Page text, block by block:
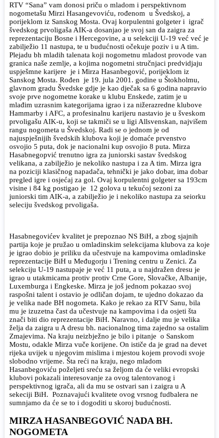
RTV “Sana” vam donosi priču o mladom i perspektivnom
nogometašu Mirzi Hasangevoviću, rođenom u Švedskoj, a
porijeklom iz Sanskog Mosta. Ovaj korpulentni golgeter i igrač
švedskog prvoligaša AIK-a dosanjao je svoj san da zaigra za
reprezentaciju Bosne i Hercegovine, a u selekciji U-19 već već je
zabilježio 11 nastupa, te u budućnosti očekuje poziv i u A tim.
Plejadu bh mladih talenata koji nogometnu mladost provode van
granica naše zemlje, a kojima nogometni stručnjaci predvidjaju
uspješmne karijere je i Mirza Hasanbegović, porijeklom iz
Sanskog Mosta. Rođen je 19. jula 2001. godine u Štokholmu,
glavnom gradu Švedske gdje je kao dječak sa 6 godina napravio
svoje prve nogometne korake u klubu Enskede, zatim je u
mlađim uzrasnim kategorijama igrao i za nižerazredne klubove
Hammarby i AFC, a profesinalnu karijeru nastavio je u šveskom
prvoligašu AIK-u, koji se takmiči se u ligi Allsvenskan, najvišem
rangu nogometa u Švedskoj. Radi se o jednom je od
najuspješnijih švedskih klubova koji je domaće prvenstvo
osvojio 5 puta, dok je nacionalni kup osvojio 8 puta. Mirza
Hasabnegopvić trenutno igra za juniorski sastav švedskog
velikana, a zabilježio je nekoliko nastupa i za A tim. Mirza igra
na poziciji klasičnog napadača, tehnički je jako dobar, ima dobar
pregled igre i osjećaj za gol. Ovaj korpulentni golgeter sa 193cm
visine i 84 kg postigao je 12 golova u tekućoj sezoni za
juniorski tim AIK-a, a zabilježio je i nekoliko nastupa za seiorku
seleciju švedskog prvoligaša.
Hasabnegovićev kvalitet je prepoznao NS BiH, a zbog sjajnih
partija koje je pružao u omladinskim selekcijama klubova za koje
je igrao dobio je priliku da učestvuje na kampovima omladinske
reprezentacije BiH u Međugorju i Trening centru u Zenici. Za
selekciju U-19 nastupaje je već 11 puta, a u najdražen dresu je
igrao u utakmicama protiv protiv Crne Gore, Slovačke, Albanije,
Luxemburga i Engkeske. Mirza je još jednom pokazao svoj
raspošni talent i ostavio je odličan dojam, te ujedno dokazao da
je velika nade BH nogometa. Kako je rekao za RTV Sanu, bila
mu je izuzetna čast da učestvuje na kampovima i da osjeti šta
znači biti dio reprezentacije BiH. Naravno, i dalje mu je velika
želja da zaigra u A dresu bh. nacionalnog tima zajedno sa ostalim
Zmajevima. Na kraju neizbježno je bilo i pitanje o Sanskom
Mostu, odakle Mirza vuče korijene. On ističe da je grad na devet
rijeka uvijek u njegovim mislima i mjestou kojem provodi svoje
slobodno vrijeme. Šta reći na kraju, nego mladom
Hasanbegoviću poželjeti sreću sa željom da će veliki evropski
klubovi pokazali interesovanje za ovog talentovanog i
perspektivnog igrača, ali da mu se ostvari san i zaigra u A
sekeciji BiH. Poznavajući kvalitete ovog vrsnog fudbalera ne
sumnjamo da će se to i dogoditi u skoroj budućnosti.
MIRZA HASANBEGOVIĆ NADA BH.
NOGOMETA